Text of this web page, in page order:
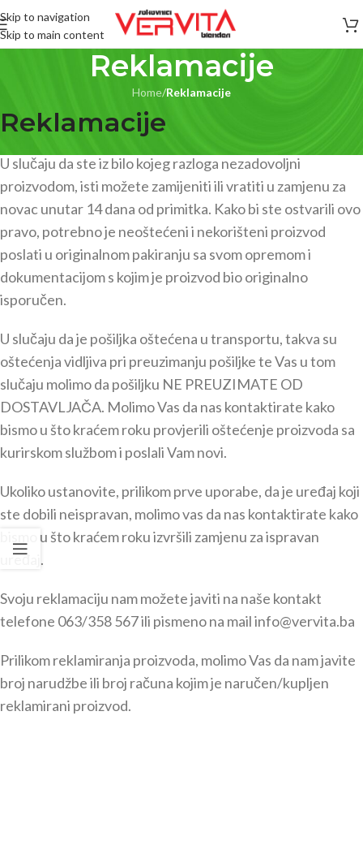
Skip to navigation
Skip to main content
Reklamacije
Home/Reklamacije
Reklamacije
U slučaju da ste iz bilo kojeg razloga nezadovoljni
proizvodom, isti možete zamijeniti ili vratiti u zamjenu za
novac unutar 14 dana od primitka. Kako bi ste ostvarili ovo
pravo, potrebno je neoštećeni i nekorišteni proizvod
poslati u originalnom pakiranju sa svom opremom i
dokumentacijom s kojim je proizvod bio originalno
isporučen.
U slučaju da je pošiljka oštećena u transportu, takva su
oštećenja vidljiva pri preuzimanju pošiljke te Vas u tom
slučaju molimo da pošiljku NE PREUZIMATE OD
DOSTAVLJAČA. Molimo Vas da nas kontaktirate kako
bismo u što kraćem roku provjerili oštećenje proizvoda sa
kurirskom službom i poslali Vam novi.
Ukoliko ustanovite, prilikom prve uporabe, da je uređaj koji
ste dobili neispravan, molimo vas da nas kontaktirate kako
bismo u što kraćem roku izvršili zamjenu za ispravan
uređaj.
Svoju reklamaciju nam možete javiti na naše kontakt
telefone 063/358 567 ili pismeno na mail info@vervita.ba
Prilikom reklamiranja proizvoda, molimo Vas da nam javite
broj narudžbe ili broj računa kojim je naručen/kupljen
reklamirani proizvod.